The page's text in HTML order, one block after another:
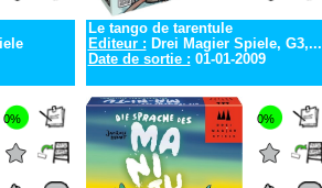
Le tango de tarentule
Editeur : Drei Magier Spiele, G3,...
Date de sortie : 01-01-2009
0% 0%